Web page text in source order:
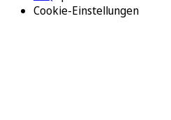
Cookie-Einstellungen